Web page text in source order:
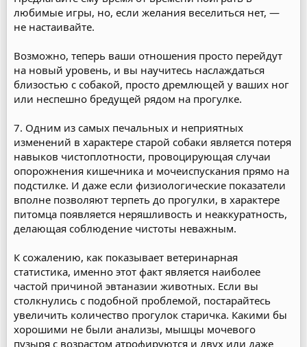
любимые игры, но, если желания веселиться нет, —
не настаивайте.
Возможно, теперь ваши отношения просто перейдут
на новый уровень, и вы научитесь наслаждаться
близостью с собакой, просто дремлющей у ваших ног
или неспешно бредущей рядом на прогулке.
7. Одним из самых печальных и неприятных
изменений в характере старой собаки является потеря
навыков чистоплотности, провоцирующая случаи
опорожнения кишечника и мочеиспускания прямо на
подстилке. И даже если физиологические показатели
вполне позволяют терпеть до прогулки, в характере
питомца появляется неряшливость и неаккуратность,
делающая соблюдение чистоты неважным.
К сожалению, как показывает ветеринарная
статистика, именно этот факт является наиболее
частой причиной эвтаназии животных. Если вы
столкнулись с подобной проблемой, постарайтесь
увеличить количество прогулок старичка. Какими бы
хорошими не были анализы, мышцы мочевого
пузыря с возрастом атрофируются и двух или даже